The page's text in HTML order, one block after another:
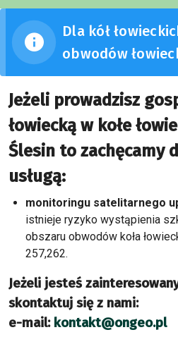
Dla kół
obwodów
Jeżeli prowadzisz
łowiecką w kołe
Ślesin to zachęcamy
usługą:
monitoringu satelitarnego
istnieje ryzyko wystąpienia
obszaru obwodów koła
257,262.
Jeżeli jesteś
skontaktuj się z nami:
e-mail: kontakt@ongeo.pl